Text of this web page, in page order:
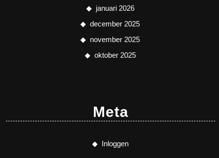
januari 2026
december 2025
november 2025
oktober 2025
Meta
Inloggen